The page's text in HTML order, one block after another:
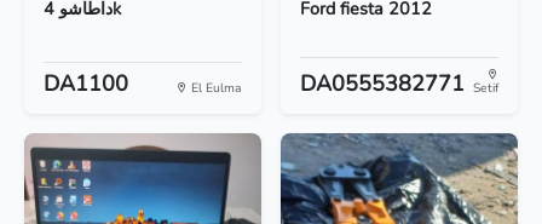
داطاشو 4k
DA1100 El Eulma
Ford fiesta 2012
DA0555382771 Setif